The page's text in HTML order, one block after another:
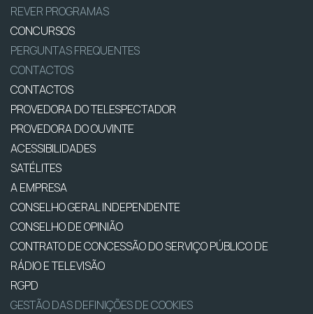
REVER PROGRAMAS
CONCURSOS
PERGUNTAS FREQUENTES
CONTACTOS
CONTACTOS
PROVEDORA DO TELESPECTADOR
PROVEDORA DO OUVINTE
ACESSIBILIDADES
SATÉLITES
A EMPRESA
CONSELHO GERAL INDEPENDENTE
CONSELHO DE OPINIÃO
CONTRATO DE CONCESSÃO DO SERVIÇO PÚBLICO DE
RÁDIO E TELEVISÃO
RGPD
GESTÃO DAS DEFINIÇÕES DE COOKIES